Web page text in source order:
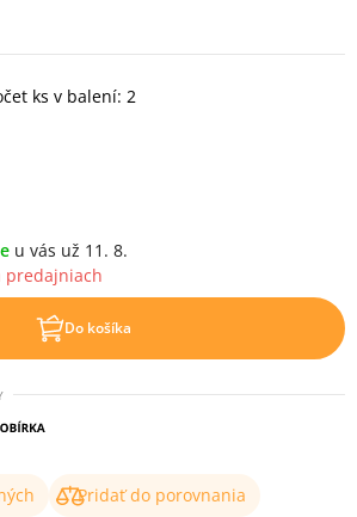
ks v balení: 2
u vás už 11. 8.
predajniach
Do košíka
Pridať do porovnania